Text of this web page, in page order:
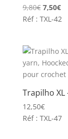
9,80€ Le
prix
9,80€.
7,50€Le
Réf : TXL-42
Trapilho
12,50€
Réf : TXL-47